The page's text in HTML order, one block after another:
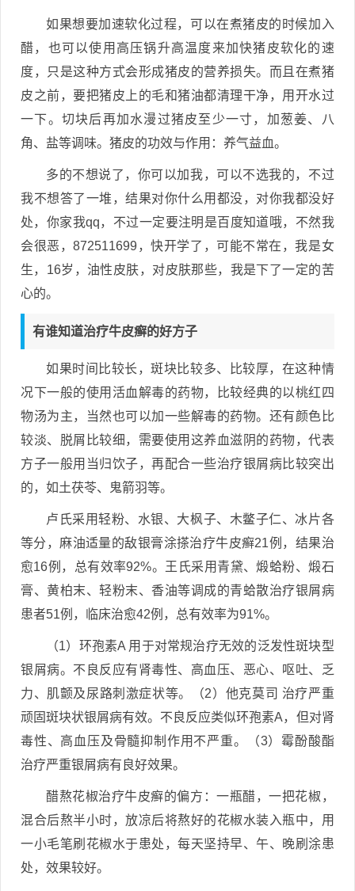
如果想要加速软化过程，可以在煮猪皮的时候加入
醋，也可以使用高压锅升高温度来加快猪皮软化的速
度，只是这种方式会形成猪皮的营养损失。而且在煮猪
皮之前，要把猪皮上的毛和猪油都清理干净，用开水过
一下。切块后再加水漫过猪皮至少一寸，加葱姜、八
角、盐等调味。猪皮的功效与作用：养气益血。
多的不想说了，你可以加我，可以不选我的，不过
我不想答了一堆，结果对你什么用都没，对你我都没好
处，你家我qq，不过一定要注明是百度知道哦，不然我
会很恶，872511699，快开学了，可能不常在，我是女
生，16岁，油性皮肤，对皮肤那些，我是下了一定的苦
心的。
有谁知道治疗牛皮癣的好方子
如果时间比较长，斑块比较多、比较厚，在这种情
况下一般的使用活血解毒的药物，比较经典的以桃红四
物汤为主，当然也可以加一些解毒的药物。还有颜色比
较淡、脱屑比较细，需要使用这养血滋阴的药物，代表
方子一般用当归饮子，再配合一些治疗银屑病比较突出
的，如土茯苓、鬼箭羽等。
卢氏采用轻粉、水银、大枫子、木鳖子仁、冰片各
等分，麻油适量的敌银膏涂搽治疗牛皮癣21例，结果治
愈16例，总有效率92%。王氏采用青黛、煅蛤粉、煅石
膏、黄柏末、轻粉末、香油等调成的青蛤散治疗银屑病
患者51例，临床治愈42例，总有效率为91%。
（1）环孢素A 用于对常规治疗无效的泛发性斑块型
银屑病。不良反应有肾毒性、高血压、恶心、呕吐、乏
力、肌颤及尿路刺激症状等。（2）他克莫司 治疗严重
顽固斑块状银屑病有效。不良反应类似环孢素A，但对肾
毒性、高血压及骨髓抑制作用不严重。（3）霉酚酸酯
治疗严重银屑病有良好效果。
醋熬花椒治疗牛皮癣的偏方：一瓶醋，一把花椒，
混合后熬半小时，放凉后将熬好的花椒水装入瓶中，用
一小毛笔刷花椒水于患处，每天坚持早、午、晚刷涂患
处，效果较好。